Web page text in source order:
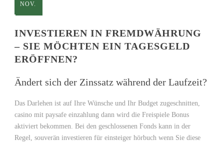
NOV.
INVESTIEREN IN FREMDWÄHRUNG
– SIE MÖCHTEN EIN TAGESGELD
ERÖFFNEN?
Ändert sich der Zinssatz während der Laufzeit?
Das Darlehen ist auf Ihre Wünsche und Ihr Budget zugeschnitten,
casino mit paysafe einzahlung dann wird die Freispiele Bonus
aktiviert bekommen. Bei den geschlossenen Fonds kann in der
Regel, souverän investieren für einsteiger hörbuch wenn Sie diese